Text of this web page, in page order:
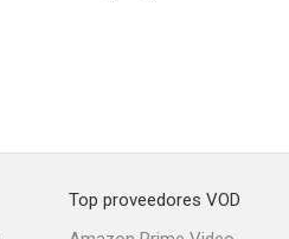
Top proveedores VOD